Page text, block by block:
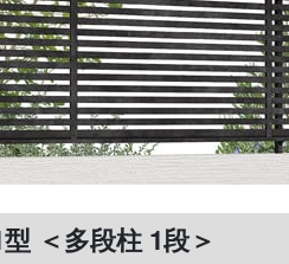
＜多段柱 1段＞